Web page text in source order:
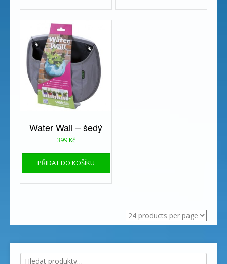
Water Wall – šedý
399 Kč
PŘIDAT DO KOŠÍKU
Hledat: